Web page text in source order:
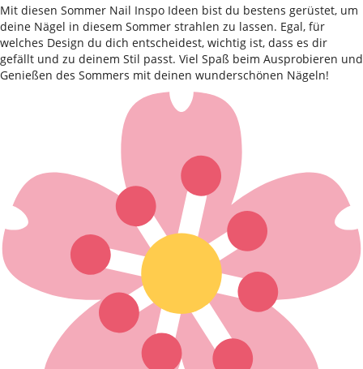
Mit diesen Sommer Nail Inspo Ideen bist du bestens gerüstet, um
deine Nägel in diesem Sommer strahlen zu lassen. Egal, für
welches Design du dich entscheidest, wichtig ist, dass es dir
gefällt und zu deinem Stil passt. Viel Spaß beim Ausprobieren und
Genießen des Sommers mit deinen wunderschönen Nägeln!